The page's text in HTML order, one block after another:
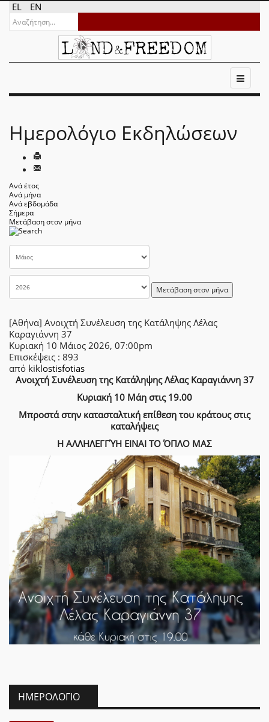
EL EN
Ημερολόγιο Εκδηλώσεων
Ανά έτος
Ανά μήνα
Ανά εβδομάδα
Σήμερα
Μετάβαση στον μήνα
Μετάβαση στον μήνα
[Αθήνα] Ανοιχτή Συνέλευση της Κατάληψης Λέλας
Καραγιάννη 37
Κυριακή 10 Μάιος 2026, 07:00pm
Επισκέψεις : 893
από kiklostisfotias
Ανοιχτή Συνέλευση της Κατάληψης Λέλας Καραγιάννη 37
Κυριακή 10 Μάη στις 19.00
Μπροστά στην κατασταλτική επίθεση του κράτους στις
καταλήψεις
Η ΑΛΛΗΛΕΓΓΎΗ ΕΙΝΑΙ ΤΟ ΌΠΛΟ ΜΑΣ
ΗΜΕΡΟΛΌΓΙΟ